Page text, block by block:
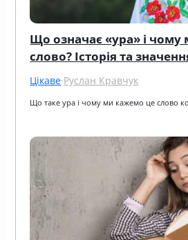
Що означає «ура» і
слово? Історія та
Цікаве·Руслан Кравчук
Що таке ура і чому ми кажемо це слово